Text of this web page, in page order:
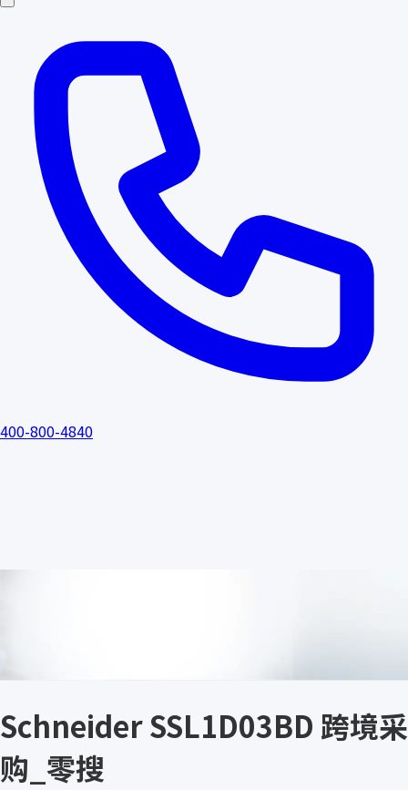
400-800-4840
Schneider SSL1D03BD 跨境采
购_零搜